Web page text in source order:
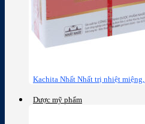
Kachita Nhất Nhất trị nhiệt
Dược mỹ phẩm